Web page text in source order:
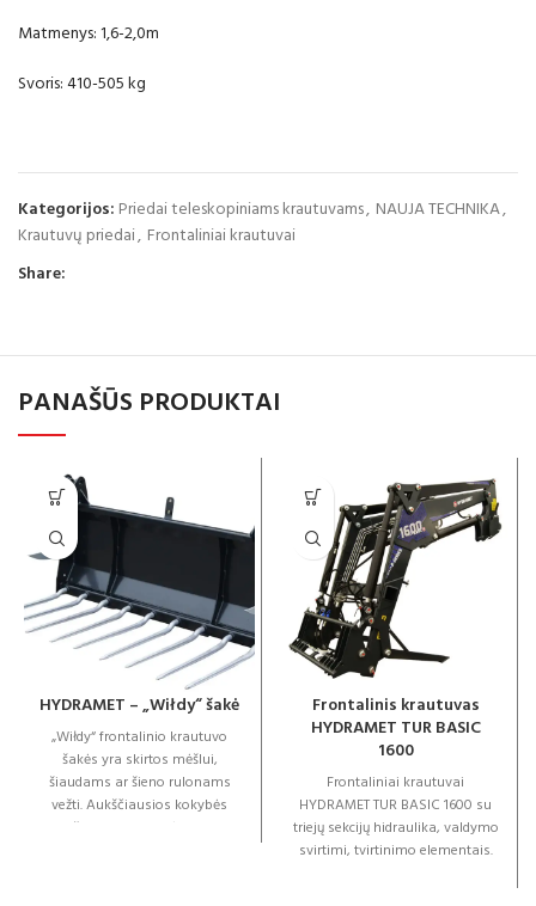
Matmenys: 1,6-2,0m
Svoris: 410-505 kg
Kategorijos: Priedai teleskopiniams krautuvams, NAUJA TECHNIKA,
Krautuvų priedai, Frontaliniai krautuvai
Share:
PANAŠŪS PRODUKTAI
HYDRAMET – „Wiłdy“ šakė
„Wiłdy“ frontalinio krautuvo
šakės yra skirtos mėšlui,
šiaudams ar šieno rulonams
vežti. Aukščiausios kokybės
medžiagos, miltelinė danga ir
Frontalinis krautuvas
HYDRAMET TUR BASIC
1600
Frontaliniai krautuvai
HYDRAMET TUR BASIC 1600 su
triejų sekcijų hidraulika, valdymo
svirtimi, tvirtinimo elementais.